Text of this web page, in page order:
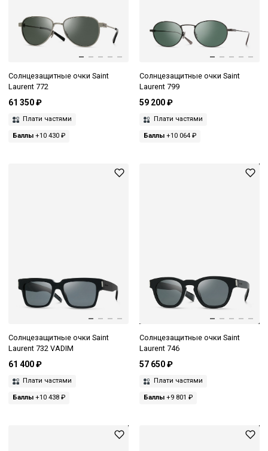
Солнцезащитные очки Saint
Laurent 772
61 350 ₽
Плати частями
Баллы +10 430 ₽
Солнцезащитные очки Saint
Laurent 799
59 200 ₽
Плати частями
Баллы+10 064 ₽
Солнцезащитные очки Saint
Laurent 732 VADIM
61 400 ₽
Плати частями
Баллы +10 438 ₽
Солнцезащитные очки Saint
Laurent 746
57 650 ₽
Плати частями
Баллы+9 801 ₽